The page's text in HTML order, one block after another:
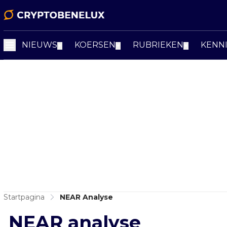
NIEUWS KOERSEN RUBRIEKEN
Startpagina NEAR Analyse
NEAR analyse